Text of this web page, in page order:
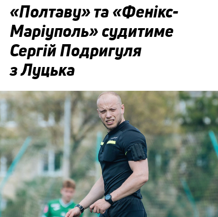
«Полтаву» та «Фенікс-
Маріуполь» судитиме
Сергій Подригуля
з Луцька